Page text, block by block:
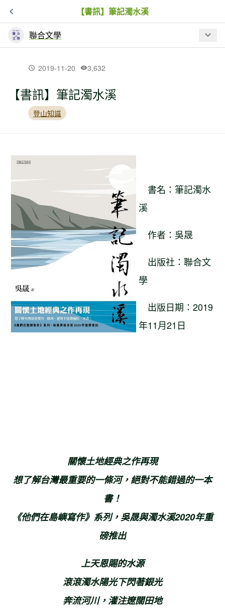
【書訊】筆記濁水溪
聯合文學
最新文章
【書訊】平凡的朝聖者之路
【山林】吳明益談山——山在那裡 有新
的死亡 也有新的生命
2019-11-20 3,632
【書訊】筆記濁水溪
登山知識
書名：筆記濁水
溪
作者：吳晟
出版社：聯合文
學
出版日期：2019
年11月21日
關懷土地經典之作再現
想了解台灣最重要的一條河，絕對不能錯過的一本
書！
《他們在島嶼寫作》系列，吳晟與濁水溪2020年重
磅推出
上天恩賜的水源
滾滾濁水陽光下閃著銀光
奔流河川，灌注遼闊田地